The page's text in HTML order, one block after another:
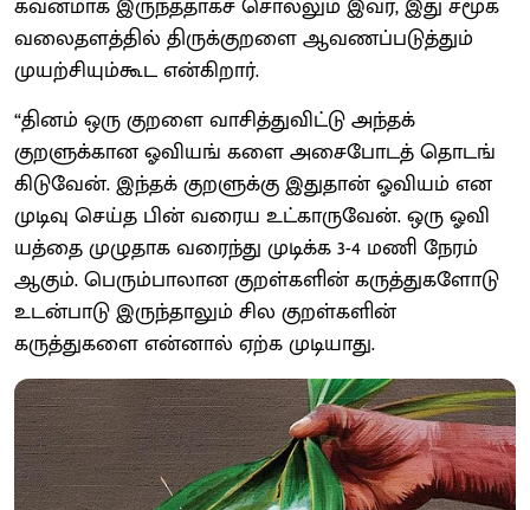
வலைதளத்தில் திருக்குறளை ஆவணப்படுத்தும்
முயற்சியும்கூட என்கிறார்.
“தினம் ஒரு குறளை வாசித்துவிட்டு அந்தக்
குறளுக்கான ஓவியங் களை அசைபோடத் தொடங்
கிடுவேன். இந்தக் குறளுக்கு இதுதான் ஓவியம் என
முடிவு செய்த பின் வரைய உட்காருவேன். ஒரு ஓவி
யத்தை முழுதாக வரைந்து முடிக்க 3-4 மணி நேரம்
ஆகும். பெரும்பாலான குறள்களின் கருத்துகளோடு
உடன்பாடு இருந்தாலும் சில குறள்களின்
கருத்துகளை என்னால் ஏற்க முடியாது.